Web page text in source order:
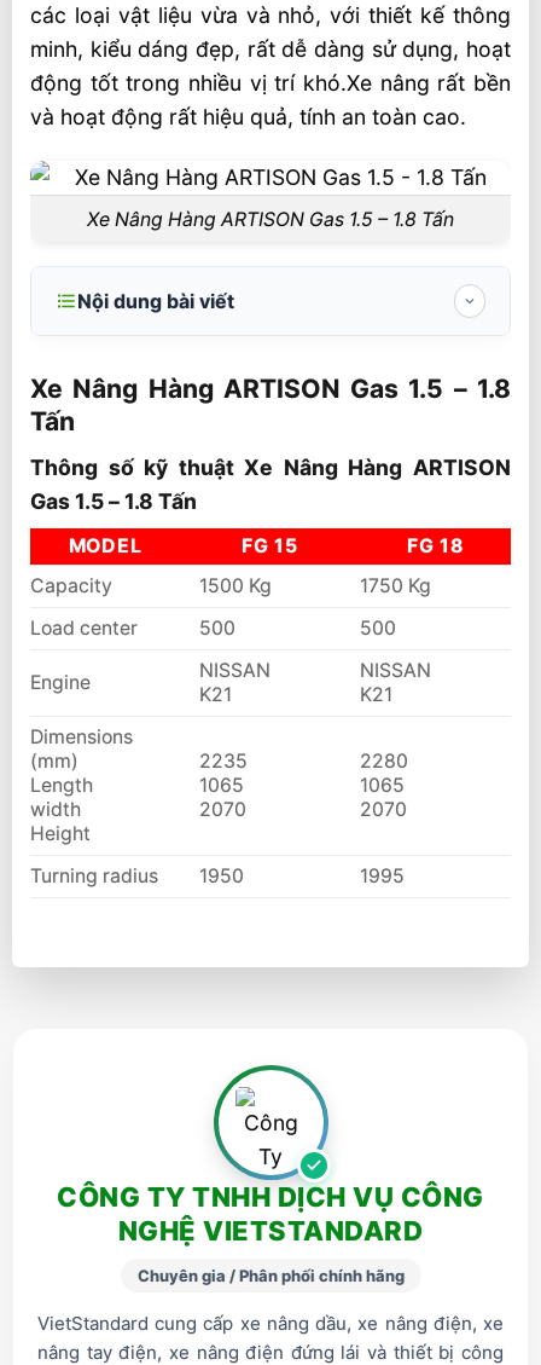
các loại vật liệu vừa và nhỏ, với thiết kế thông
minh, kiểu dáng đẹp, rất dễ dàng sử dụng, hoạt
động tốt trong nhiều vị trí khó.Xe nâng rất bền
và hoạt động rất hiệu quả, tính an toàn cao.
Xe Nâng Hàng ARTISON Gas 1.5 – 1.8 Tấn
Nội dung bài viết
Thông số kỹ thuật Xe Nâng Hàng
Xe Nâng Hàng ARTISON Gas 1.5 – 1.8
Tấn
Thông số kỹ thuật Xe Nâng Hàng ARTISON
Gas 1.5 – 1.8 Tấn
MODEL FG 15
FG 18
Capacity
1500 Kg
1750 Kg
Load center
500 500
Engine
NISSAN
K21
NISSAN
K21
Dimensions
(mm)
Length
width
Height
2235
1065
2070
2280
1065
2070
Turning radius 1950 1995
CÔNG TY TNHH DỊCH VỤ CÔNG
NGHỆ VIETSTANDARD
Chuyên gia / Phân phối chính hãng
VietStandard cung cấp xe nâng dầu, xe nâng điện, xe
nâng tay điện, xe nâng điện đứng lái và thiết bị công